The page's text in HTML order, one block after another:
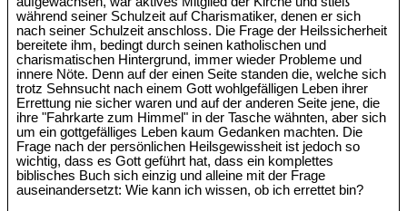
während seiner Schulzeit auf Charismatiker, denen er sich
nach seiner Schulzeit anschloss. Die Frage der Heilssicherheit
bereitete ihm, bedingt durch seinen katholischen und
charismatischen Hintergrund, immer wieder Probleme und
innere Nöte. Denn auf der einen Seite standen die, welche sich
trotz Sehnsucht nach einem Gott wohlgefälligen Leben ihrer
Errettung nie sicher waren und auf der anderen Seite jene, die
ihre "Fahrkarte zum Himmel" in der Tasche wähnten, aber sich
um ein gottgefälliges Leben kaum Gedanken machten. Die
Frage nach der persönlichen Heilsgewissheit ist jedoch so
wichtig, dass es Gott geführt hat, dass ein komplettes
biblisches Buch sich einzig und alleine mit der Frage
auseinandersetzt: Wie kann ich wissen, ob ich errettet bin?